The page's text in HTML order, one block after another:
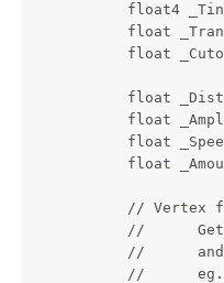
float4
float
float
float
float
float
float
// Vertex
//
//
//